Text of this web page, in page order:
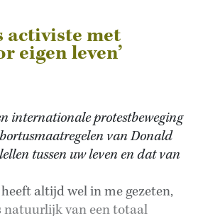
activiste met
eigen leven’
internationale protestbeweging
van Donald
tussen uw leven en dat van
altijd wel in me gezeten,
natuurlijk van een totaal